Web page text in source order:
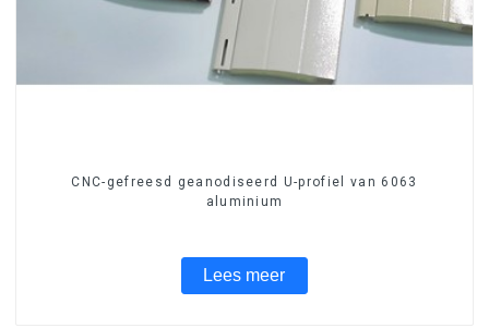
CNC-gefreesd geanodiseerd U-profiel van 6063
aluminium
Lees meer